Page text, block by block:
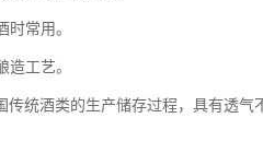
时常用。
工艺。
传统酒类的生产储存过程，具有透